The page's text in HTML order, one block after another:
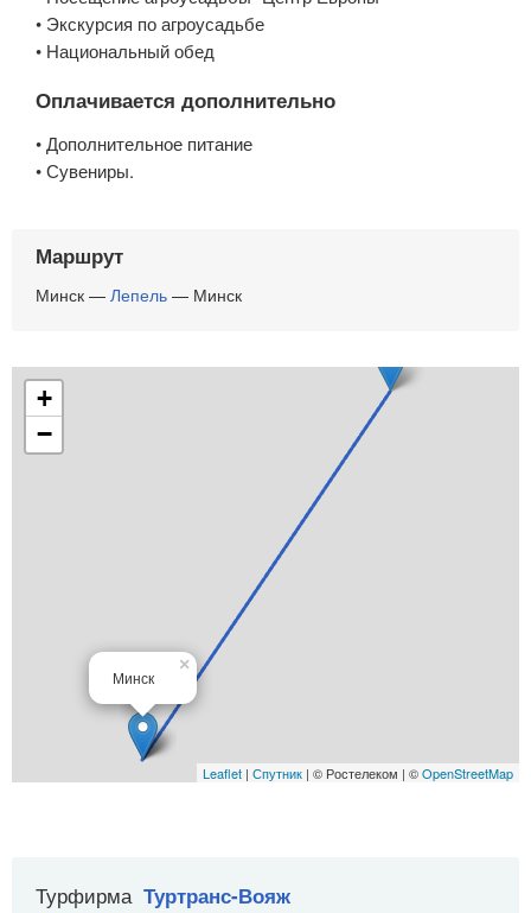
• Экс­кур­сия по аг­ро­усадь­бе
• На­ци­о­наль­ный обед
Оплачивается дополнительно
• Дополнительное питание
• Сувениры.
Маршрут
Минск — Лепель — Минск
Минск
×
+
−
Leaflet | Спутник | © Ростелеком | ©OpenStreetMap
Турфирма Туртранс-Вояж